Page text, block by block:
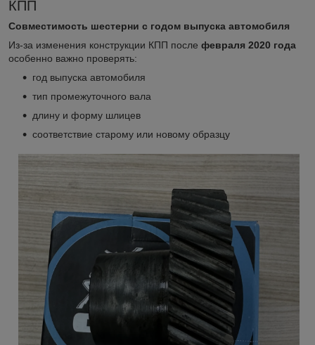
КПП
Совместимость шестерни с годом выпуска автомобиля
Из-за изменения конструкции КПП после февраля 2020 года
особенно важно проверять:
год выпуска автомобиля
тип промежуточного вала
длину и форму шлицев
соответствие старому или новому образцу